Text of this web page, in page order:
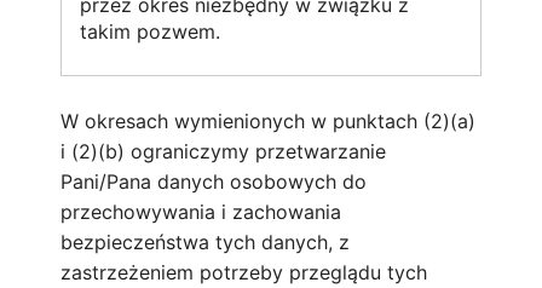
przez okres niezbędny w związku z
takim pozwem.
W okresach wymienionych w punktach (2)(a)
i (2)(b) ograniczymy przetwarzanie
Pani/Pana danych osobowych do
przechowywania i zachowania
bezpieczeństwa tych danych, z
zastrzeżeniem potrzeby przeglądu tych